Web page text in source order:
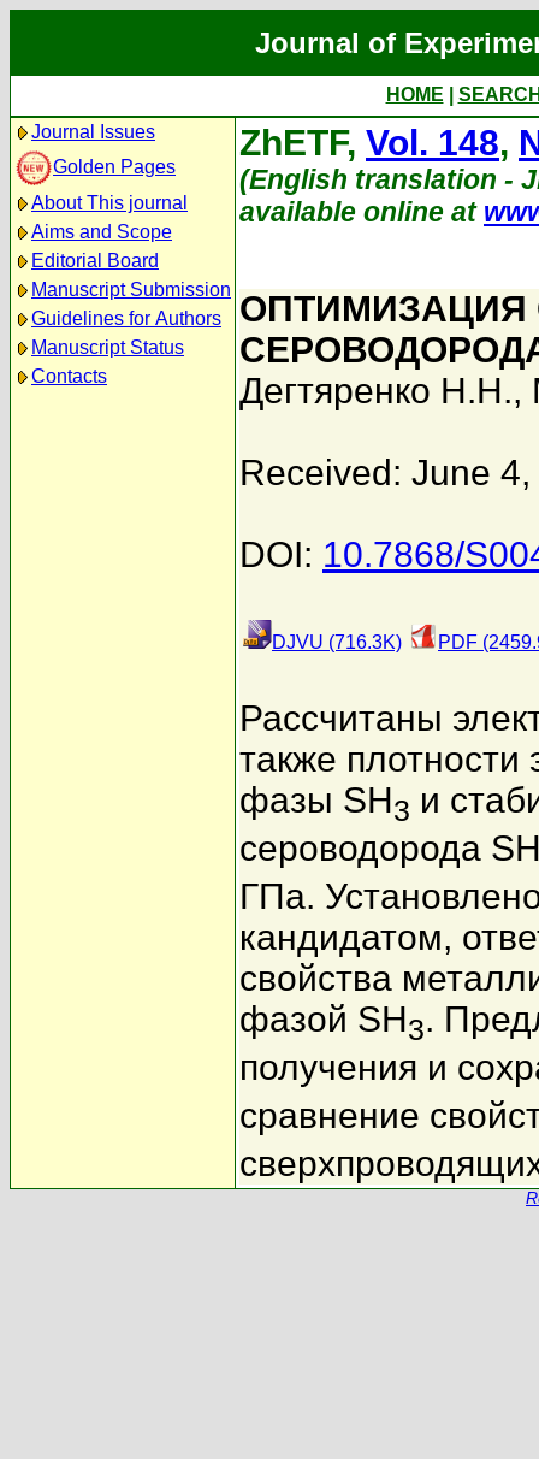
Journal of
HOME
Journal Issues
Golden Pages
About This journal
Aims and Scope
Editorial Board
Manuscript Submission
Guidelines for Authors
Manuscript Status
Contacts
ZhETF, Vol. 148,
(English translation -
available online at
Дегтяренко Н.Н.,
Received: June
DOI: 10.7868/
DJVU (716.3K) PDF
Рассчитаны
также
фазы SH3 и
сероводорода
ГПа.
кандидатом,
свойства
фазой SH3.
получения и
сравнение